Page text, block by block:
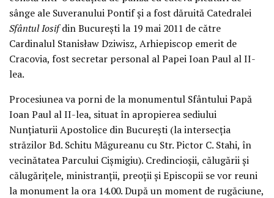
sânge ale Suveranului Pontif și a fost dăruită Catedralei
Sfântul Iosifdin București la 19 mai 2011 de către
Cardinalul Stanisław Dziwisz, Arhiepiscop emerit de
Cracovia, fost secretar personal al Papei Ioan Paul al II-
lea.
Procesiunea va porni de la monumentul Sfântului Papă
Ioan Paul al II-lea, situat în apropierea sediului
Nunțiaturii Apostolice din București (la intersecția
străzilor Bd. Schitu Măgureanu cu Str. Pictor C. Stahi, în
vecinătatea Parcului Cișmigiu). Credincioșii, călugării și
călugărițele, ministranții, preoții și Episcopii se vor reuni
la monument la ora 14.00. După un moment de rugăciune,